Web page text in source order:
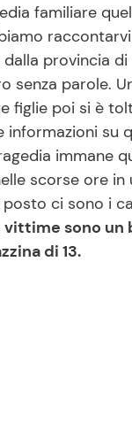
Dolci
Le
Primi
Ricette
Ricette
familiare
provincia di
senza parole.
figlie poi si è
informazioni su
immane
scorse ore in
posto ci sono i
vittime sono un
di 13.